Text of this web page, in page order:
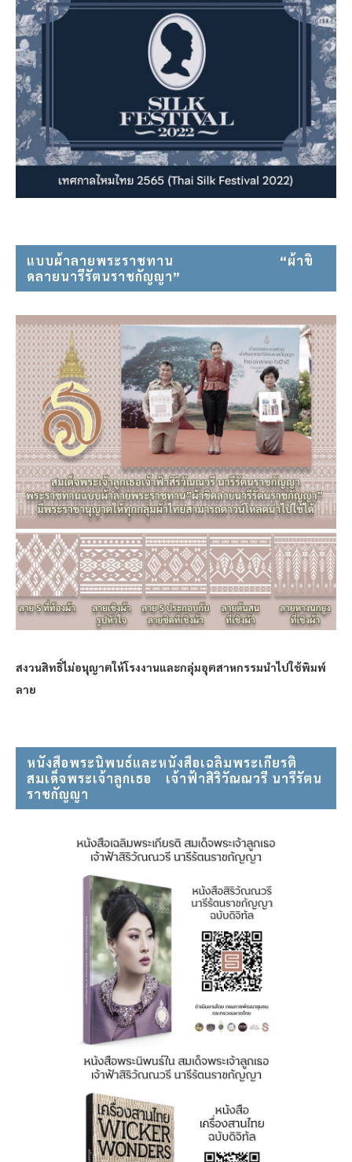
แบบผ้าลายพระราชทาน⠀⠀⠀⠀⠀⠀⠀⠀⠀⠀ “ผ้าขิ
ดลายนารีรัตนราชกัญญา”
สงวนสิทธิ์ไม่อนุญาตให้โรงงานและกลุ่มอุตสาหกรรมนำไปใช้พิมพ์
ลาย
หนังสือพระนิพนธ์และหนังสือเฉลิมพระเกียรติ
สมเด็จพระเจ้าลูกเธอ⠀ เจ้าฟ้าสิริวัณณวรี นารีรัตน
ราชกัญญา